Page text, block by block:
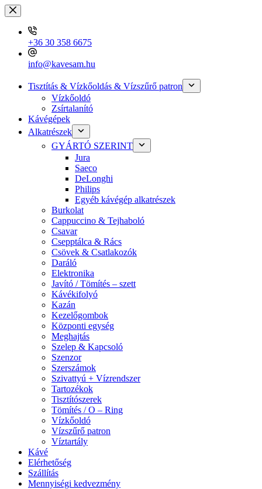
Skip
to
content
+36 30 358 6675
info@kavesam.hu
Tisztítás & Vízkőoldás & Vízszűrő patron
Vízkőoldó
Zsírtalanító
Kávégépek
Alkatrészek
GYÁRTÓ SZERINT
Jura
Saeco
DeLonghi
Philips
Egyéb kávégép alkatrészek
Burkolat
Cappuccino & Tejhaboló
Csavar
Csepptálca & Rács
Csövek & Csatlakozók
Daráló
Elektronika
Javító / Tömítés – szett
Kávékifolyó
Kazán
Kezelőgombok
Központi egység
Meghajtás
Szelep & Kapcsoló
Szenzor
Szerszámok
Szivattyú + Vízrendszer
Tartozékok
Tisztítószerek
Tömítés / O – Ring
Vízkőoldó
Vízszűrő patron
Víztartály
Kávé
Elérhetőség
Szállítás
Mennyiségi kedvezmény